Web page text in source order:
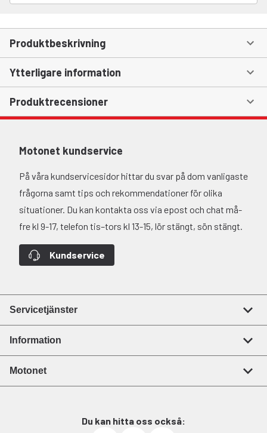
Produktbeskrivning
Ytterligare information
Produktrecensioner
Motonet kundservice
På våra kundservicesidor hittar du svar på dom vanligaste
frågorna samt tips och rekommendationer för olika
situationer. Du kan kontakta oss via epost och chat må-
fre kl 9-17, telefon tis–tors kl 13-15, lör stängt, sön stängt.
Kundservice
Servicetjänster
Information
Motonet
Du kan hitta oss också: